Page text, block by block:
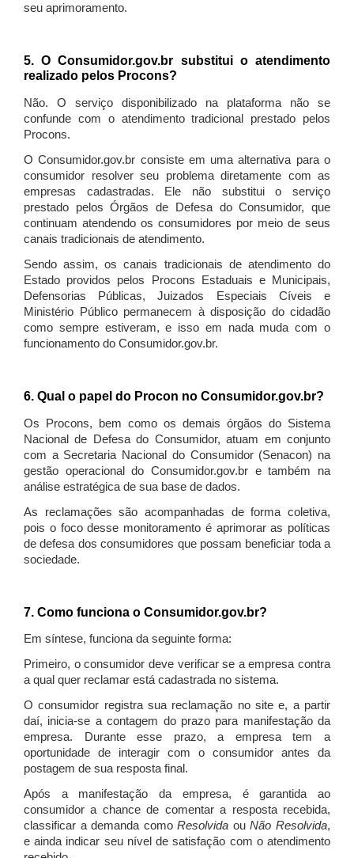
seu aprimoramento.
5. O Consumidor.gov.br substitui o atendimento
realizado pelos Procons?
Não. O serviço disponibilizado na plataforma não se
confunde com o atendimento tradicional prestado pelos
Procons.
O Consumidor.gov.br consiste em uma alternativa para o
consumidor resolver seu problema diretamente com as
empresas cadastradas. Ele não substitui o serviço
prestado pelos Órgãos de Defesa do Consumidor, que
continuam atendendo os consumidores por meio de seus
canais tradicionais de atendimento.
Sendo assim, os canais tradicionais de atendimento do
Estado providos pelos Procons Estaduais e Municipais,
Defensorias Públicas, Juizados Especiais Cíveis e
Ministério Público permanecem à disposição do cidadão
como sempre estiveram, e isso em nada muda com o
funcionamento do Consumidor.gov.br.
6. Qual o papel do Procon no Consumidor.gov.br?
Os Procons, bem como os demais órgãos do Sistema
Nacional de Defesa do Consumidor, atuam em conjunto
com a Secretaria Nacional do Consumidor (Senacon) na
gestão operacional do Consumidor.gov.br e também na
análise estratégica de sua base de dados.
As reclamações são acompanhadas de forma coletiva,
pois o foco desse monitoramento é aprimorar as políticas
de defesa dos consumidores que possam beneficiar toda a
sociedade.
7. Como funciona o Consumidor.gov.br?
Em síntese, funciona da seguinte forma:
Primeiro, o consumidor deve verificar se a empresa contra
a qual quer reclamar está cadastrada no sistema.
O consumidor registra sua reclamação no site e, a partir
daí, inicia-se a contagem do prazo para manifestação da
empresa. Durante esse prazo, a empresa tem a
oportunidade de interagir com o consumidor antes da
postagem de sua resposta final.
Após a manifestação da empresa, é garantida ao
consumidor a chance de comentar a resposta recebida,
classificar a demanda comoResolvida ouNão Resolvida,
e ainda indicar seu nível de satisfação com o atendimento